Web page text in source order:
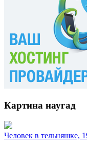
Картина наугад
Человек в тельняшке,